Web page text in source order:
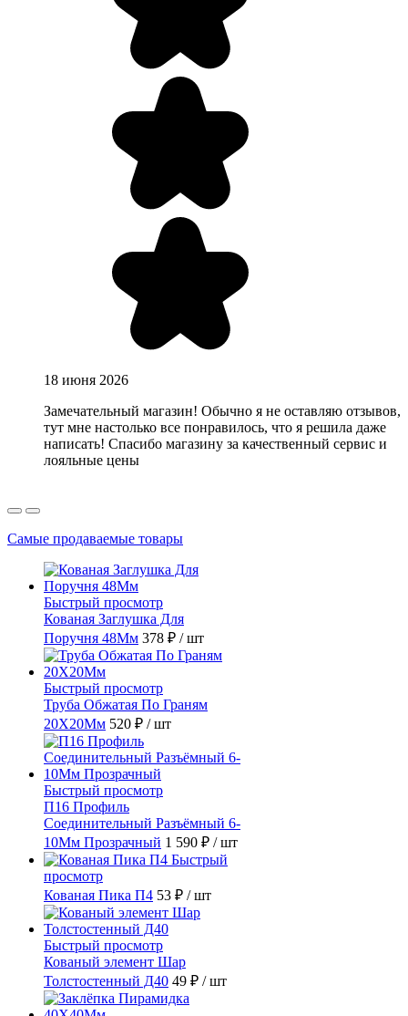
18 июня 2026
Замечательный магазин! Обычно я не оставляю отзывов,
тут мне настолько все понравилось, что я решила даже
написать! Спасибо магазину за качественный сервис и
лояльные цены
Самые продаваемые товары
Быстрый просмотр
Кованая Заглушка Для
Поручня 48Мм 378 ₽ / шт
Быстрый просмотр
Труба Обжатая По Граням
20X20Мм 520 ₽ / шт
Быстрый просмотр
П16 Профиль
Соединительный Разъёмный 6-
10Мм Прозрачный 1 590 ₽ / шт
Быстрый
просмотр
Кованая Пика П4 53 ₽ / шт
Быстрый просмотр
Кованый элемент Шар
Толстостенный Д40 49 ₽ / шт